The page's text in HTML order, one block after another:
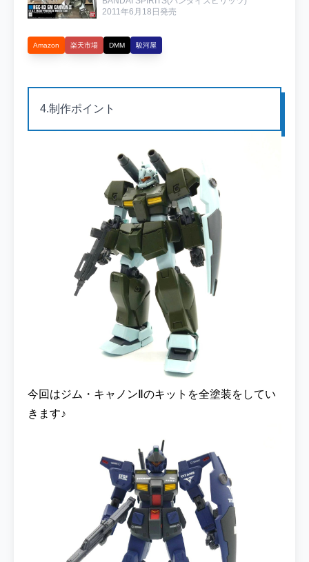
2011年6月18日発売
Amazon 楽天市場 DMM 駿河屋
4.制作ポイント
今回はジム・キャノンⅡのキットを全塗装をしてい
きます♪